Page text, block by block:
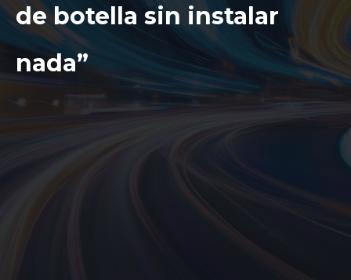
de botella sin instalar
nada”